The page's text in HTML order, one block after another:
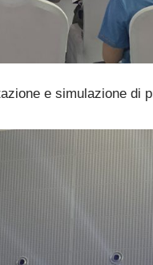
e simulazione di